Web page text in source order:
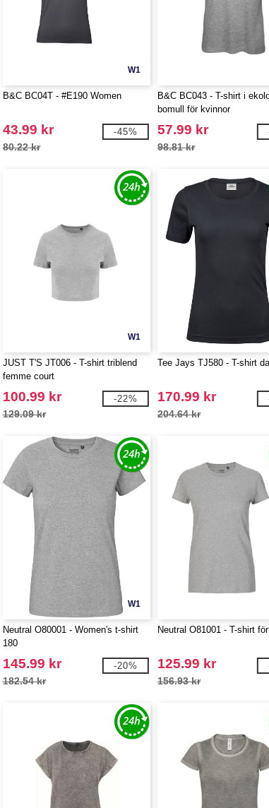
W1
B&C BC04T - #E190 Women
43.99 kr
80.22 kr
-45%
B&C BC043 - T-shirt i
bomull för kvinnor
57.99 kr
98.81 kr
W1
JUST T'S JT006 - T-shirt triblend
femme court
100.99 kr
129.09 kr
-22%
Tee Jays TJ580 - T-shirt
170.99 kr
204.64 kr
W1
Neutral O80001 - Women's t-shirt
180
145.99 kr
182.54 kr
-20%
Neutral O81001 - T-shirt
125.99 kr
156.93 kr